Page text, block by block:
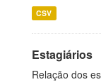
CSV
Estagiários
Relação dos